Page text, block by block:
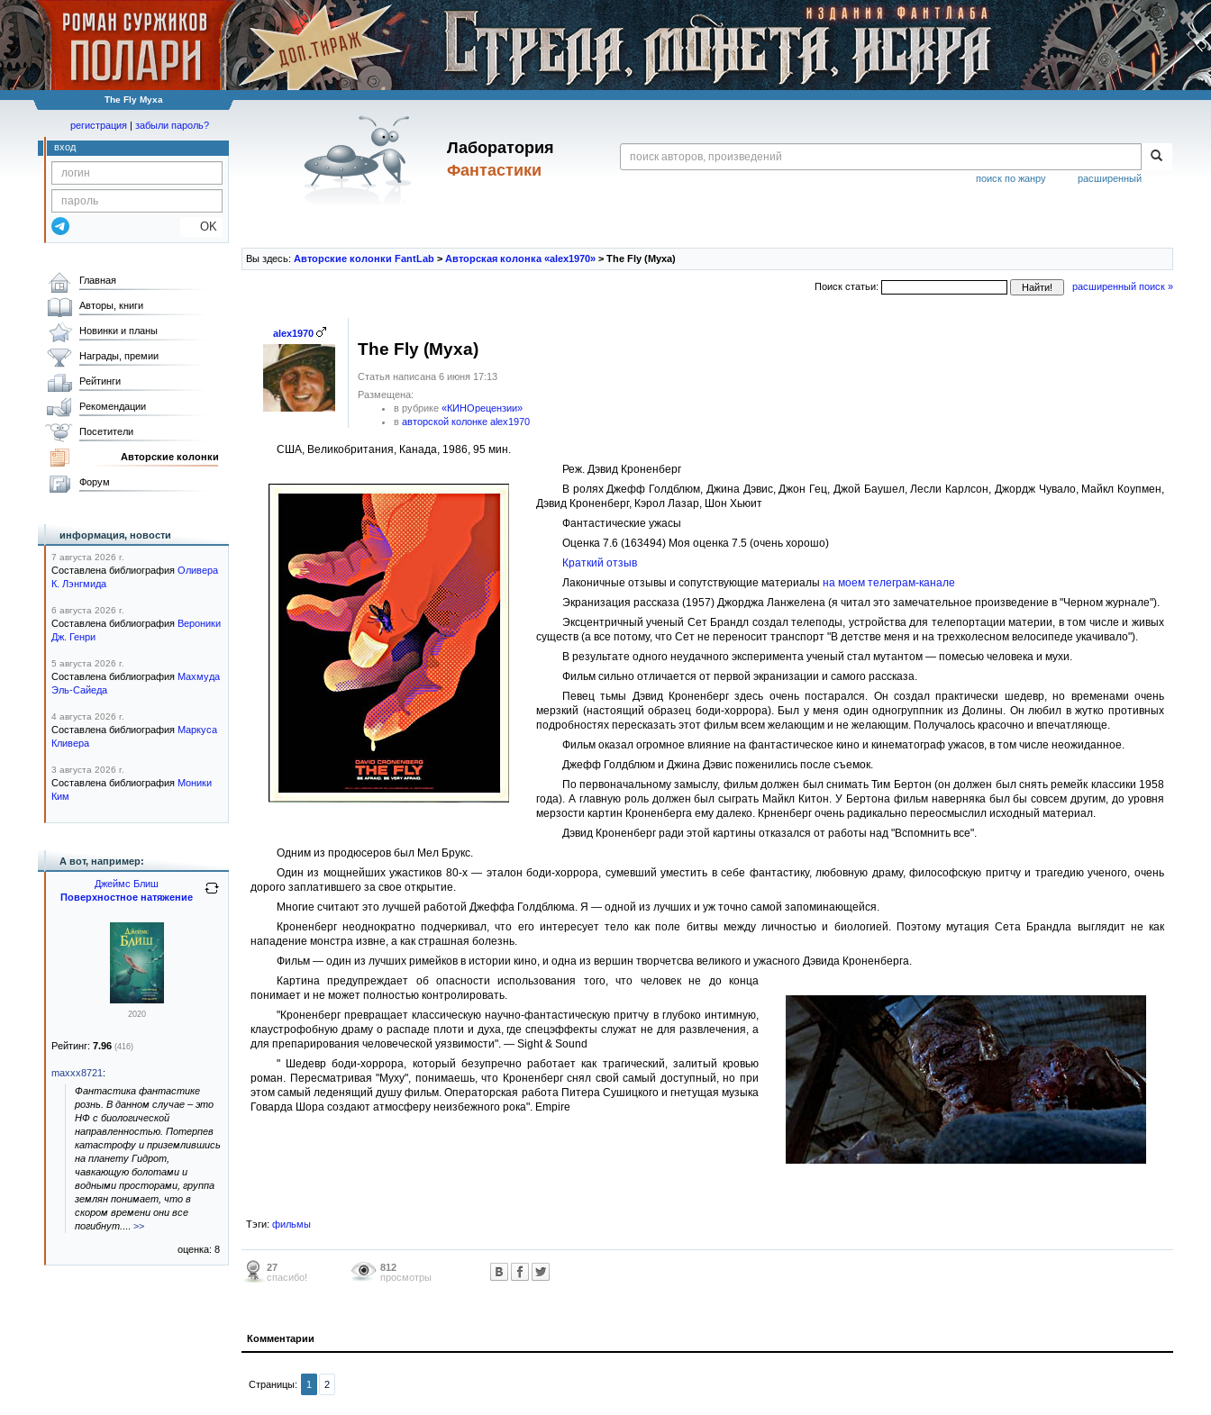
The Fly Муха
Лаборатория
Фантастики
расширенный
поиск по жанру
регистрация | забыли пароль?
вход
OK
Вы здесь: Авторские колонки FantLab > Авторская колонка «alex1970» > The Fly (Муха)
Поиск статьи: расширенный поиск »
alex1970
The Fly (Муха)
Статья написана 6 июня 17:13
Размещена:
в рубрике «КИНОрецензии»
в авторской колонке alex1970
США, Великобритания, Канада, 1986, 95 мин.
Реж. Дэвид Кроненберг
В ролях Джефф Голдблюм, Джина Дэвис, Джон Гец, Джой Баушел, Лесли Карлсон, Джордж Чувало, Майкл Коупмен,
Дэвид Кроненберг, Кэрол Лазар, Шон Хьюит
Фантастические ужасы
Оценка 7.6 (163494) Моя оценка 7.5 (очень хорошо)
Краткий отзыв
Лаконичные отзывы и сопутствующие материалы на моем телеграм-канале
Экранизация рассказа (1957) Джорджа Ланжелена (я читал это замечательное произведение в "Черном журнале").
Эксцентричный ученый Сет Брандл создал телеподы, устройства для телепортации материи, в том числе и живых
существ (а все потому, что Сет не переносит транспорт "В детстве меня и на трехколесном велосипеде укачивало").
В результате одного неудачного эксперимента ученый стал мутантом — помесью человека и мухи.
Фильм сильно отличается от первой экранизации и самого рассказа.
Певец тьмы Дэвид Кроненберг здесь очень постарался. Он создал практически шедевр, но временами очень
мерзкий (настоящий образец боди-хоррора). Был у меня один одногруппник из Долины. Он любил в жутко противных
подробностях пересказать этот фильм всем желающим и не желающим. Получалось красочно и впечатляюще.
Фильм оказал огромное влияние на фантастическое кино и кинематограф ужасов, в том числе неожиданное.
Джефф Голдблюм и Джина Дэвис поженились после съемок.
По первоначальному замыслу, фильм должен был снимать Тим Бертон (он должен был снять ремейк классики 1958
года). А главную роль должен был сыграть Майкл Китон. У Бертона фильм наверняка был бы совсем другим, до уровня
мерзости картин Кроненберга ему далеко. Крненберг очень радикально переосмыслил исходный материал.
Дэвид Кроненберг ради этой картины отказался от работы над "Вспомнить все".
Одним из продюсеров был Мел Брукс.
Один из мощнейших ужастиков 80-х — эталон боди-хоррора, сумевший уместить в себе фантастику, любовную драму, философскую притчу и трагедию ученого, очень
дорого заплатившего за свое открытие.
Многие считают это лучшей работой Джеффа Голдблюма. Я — одной из лучших и уж точно самой запоминающейся.
Кроненберг неоднократно подчеркивал, что его интересует тело как поле битвы между личностью и биологией. Поэтому мутация Сета Брандла выглядит не как
нападение монстра извне, а как страшная болезнь.
Фильм — один из лучших римейков в истории кино, и одна из вершин творчетсва великого и ужасного Дэвида Кроненберга.
Картина предупреждает об опасности использования того, что человек не до конца
понимает и не может полностью контролировать.
"Кроненберг превращает классическую научно-фантастическую притчу в глубоко интимную,
клаустрофобную драму о распаде плоти и духа, где спецэффекты служат не для развлечения, а
для препарирования человеческой уязвимости". — Sight & Sound
" Шедевр боди-хоррора, который безупречно работает как трагический, залитый кровью
роман. Пересматривая "Муху", понимаешь, что Кроненберг снял свой самый доступный, но при
этом самый леденящий душу фильм. Операторская работа Питера Сушицкого и гнетущая музыка
Говарда Шора создают атмосферу неизбежного рока". Empire
Тэги: фильмы
27
спасибо!
812
просмотры
Комментарии
Страницы: 1 2
Главная
Авторы, книги
Новинки и планы
Награды, премии
Рейтинги
Рекомендации
Посетители
Авторские колонки
Форум
информация, новости
7 августа 2026 г.
Составлена библиография Оливера
К. Лэнгмида
6 августа 2026 г.
Составлена библиография Вероники
Дж. Генри
5 августа 2026 г.
Составлена библиография Махмуда
Эль-Сайеда
4 августа 2026 г.
Составлена библиография Маркуса
Кливера
3 августа 2026 г.
Составлена библиография Моники
Ким
А вот, например:
Джеймс Блиш
Поверхностное натяжение
2020
Рейтинг: 7.96 (416)
maxxx8721 :
Фантастика фантастике
рознь. В данном случае – это
НФ с биологической
направленностью. Потерпев
катастрофу и приземлившись
на планету Гидрот,
чавкающую болотами и
водными просторами, группа
землян понимает, что в
скором времени они все
погибнут.
>>
оценка: 8